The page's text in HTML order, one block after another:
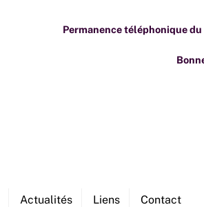
Actualités Liens Contact
Permanence téléphonique du